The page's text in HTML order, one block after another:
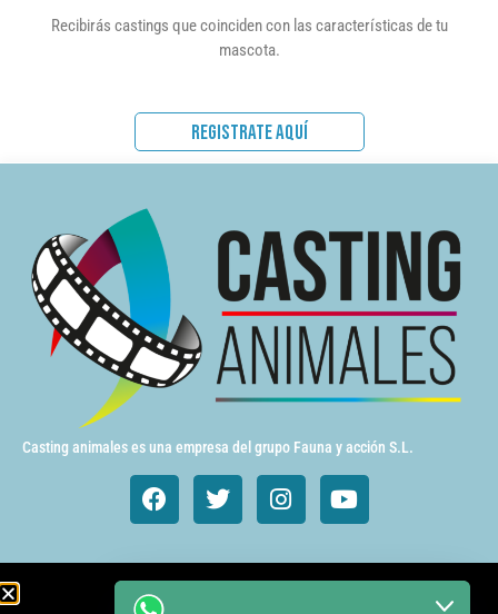
Recibirás castings que coinciden con las características de tu
mascota.
REGISTRATE AQUÍ
Casting animales es una empresa del grupo Fauna y acción S.L.
Animales de cine y TV